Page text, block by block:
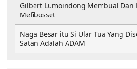
Gilbert Lumoindong Membual Dan
Mefibosset
Naga Besar itu Si Ular Tua Yang
Satan Adalah ADAM